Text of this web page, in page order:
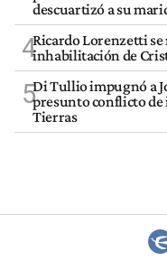
descuartizó a su
4Ricardo Lorenzetti se
inhabilitación de
5Di Tullio impugnó a
presunto conflicto de
Tierras